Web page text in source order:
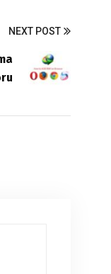
NEXT POST